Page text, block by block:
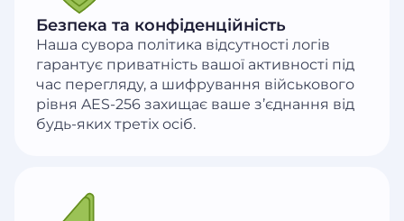
Безпека та конфіденційність
Наша сувора політика відсутності логів
гарантує приватність вашої активності під
час перегляду, а шифрування військового
рівня AES-256 захищає ваше з’єднання від
будь-яких третіх осіб.